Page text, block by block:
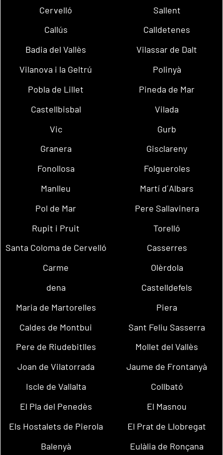
Cervelló
Sallent
Callús
Calldetenes
Badia del Vallès
Vilassar de Dalt
Vilanova i la Geltrú
Polinyà
Pobla de Lillet
Pineda de Mar
Castellbisbal
Vilada
Vic
Gurb
Granera
Gisclareny
Fonollosa
Folgueroles
Manlleu
Martí d´Albars
Pol de Mar
Pere Sallavinera
Rupit i Pruit
Torelló
Santa Coloma de Cervelló
Casserres
Carme
Olèrdola
dena
Castelldefels
Maria de Martorelles
Piera
Caldes de Montbui
Sant Feliu Sasserra
Pere de Riudebitlles
Mollet del Vallès
Joan de Vilatorrada
Jaume de Frontanyà
Iscle de Vallalta
Collbató
El Pla del Penedès
El Masnou
Els Hostalets de Pierola
El Prat de Llobregat
Balenyà
Eulàlia de Ronçana